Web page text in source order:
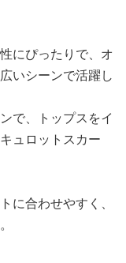
にぴったりで、オ
いシーンで活躍し
で、トップスをイ
ュロットスカー
に合わせやすく、